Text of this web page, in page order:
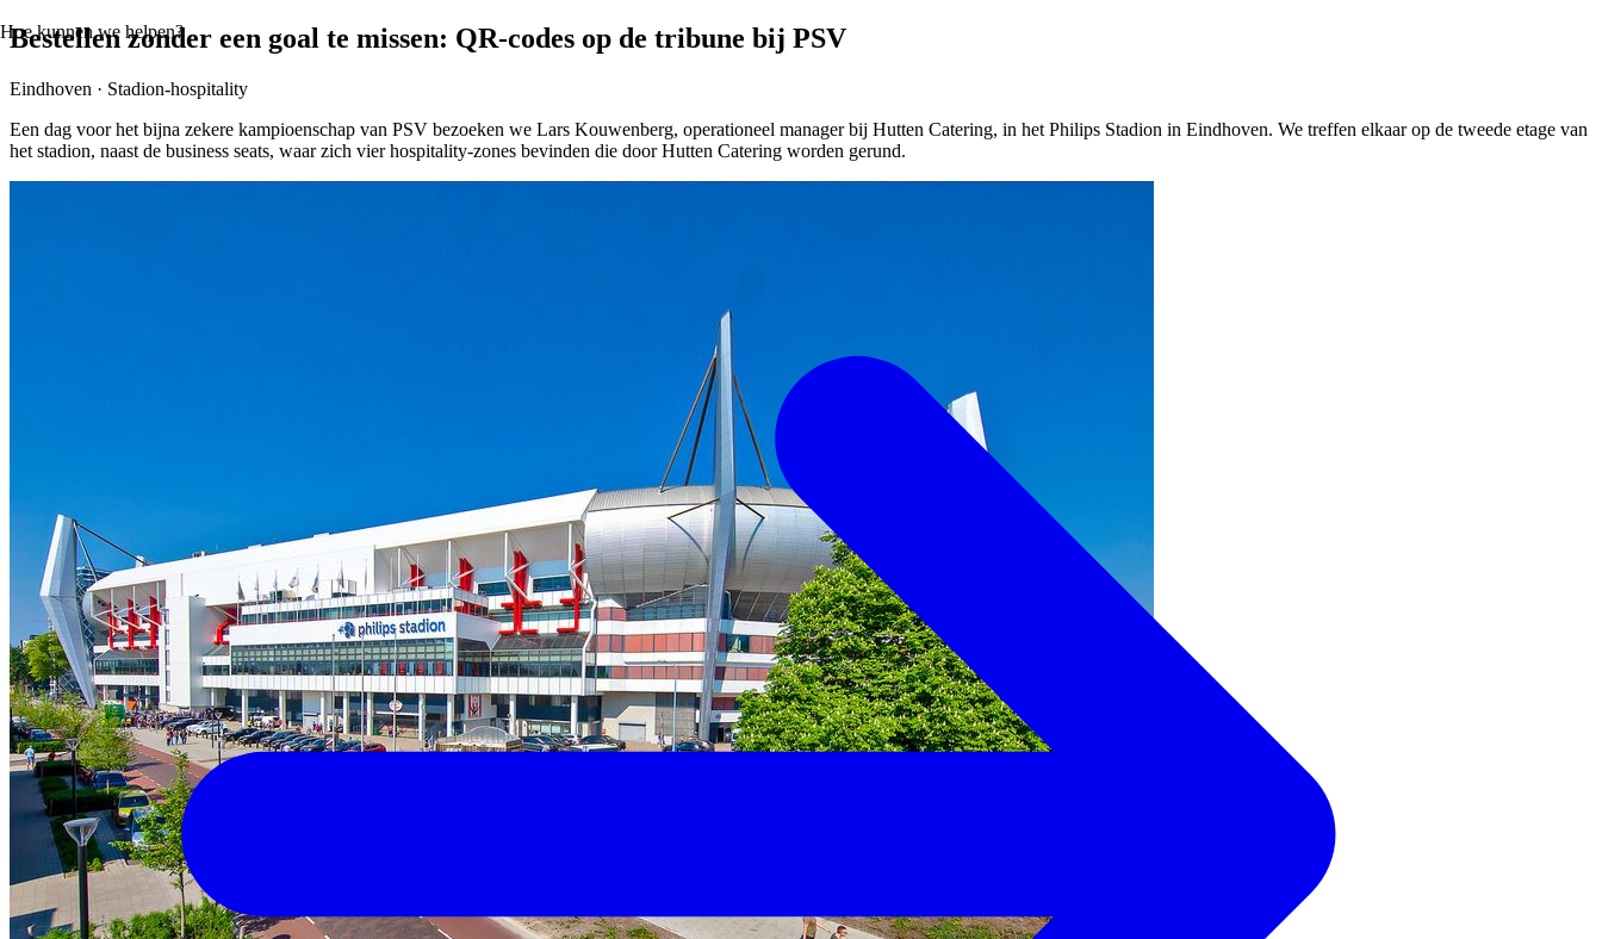
Bestellen zonder een goal te missen: QR-codes op de tribune bij PSV
Eindhoven · Stadion-hospitality
Een dag voor het bijna zekere kampioenschap van PSV bezoeken we Lars Kouwenberg, operationeel manager bij Hutten Catering, in het Philips Stadion in Eindhoven. We treffen elkaar op de tweede etage van
het stadion, naast de business seats, waar zich vier hospitality-zones bevinden die door Hutten Catering worden gerund.
Hoe kunnen we helpen?